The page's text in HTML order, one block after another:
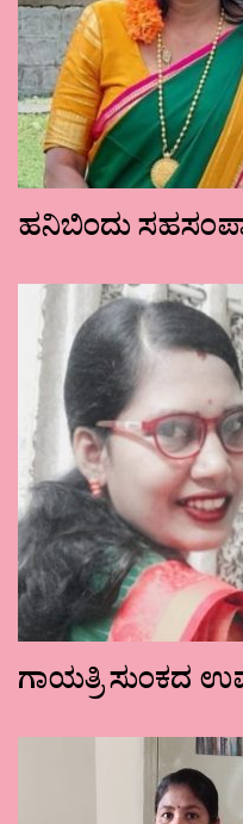
ಹನಿಬಿಂದು
ಗಾಯತ್ರಿ ಸುಂಕದ